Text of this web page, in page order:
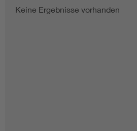
Keine Ergebnisse vorhanden